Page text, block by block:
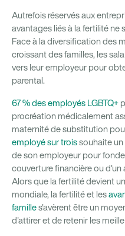
Autrefois réservés aux
avantages liés à la fertilité ne
Face à la diversification des
croissant des familles, les
vers leur employeur pour
parental.
67 % des employés LGBTQ+
procréation médicalement
maternité de substitution
employé sur troissouhaite
de son employeur pour
couverture financière ou
Alors que la fertilité devient
mondiale, la fertilité et les
familles'avèrent être un
d'attirer et de retenir les